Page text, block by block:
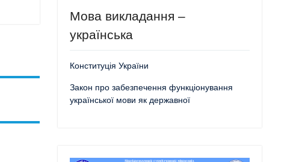
Мова викладання –
українська
Конституція України
Закон про забезпечення функціонування
української мови як державної